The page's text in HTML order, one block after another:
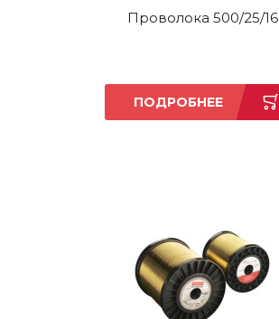
Проволока 500/25/16
ПОДРОБНЕЕ